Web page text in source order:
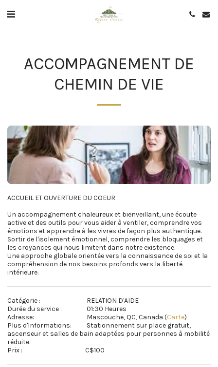
ACCOMPAGNEMENT DE
CHEMIN DE VIE
ACCUEIL ET OUVERTURE DU COEUR
Un accompagnement chaleureux et bienveillant, une écoute
active et des outils pour vous aider à ventiler, comprendre vos
émotions et apprendre à les vivres de façon plus authentique.
Sortir de l'isolement émotionnel, comprendre les bloquages et
les croyances qui nous limitent dans notre existence.
Une approche globale orientée vers la connaissance de soi et la
compréhension de nos besoins profonds vers la liberté
intérieure.
Catégorie :
RELATION D'AIDE
Durée du service :
01:30 Heures
Adresse:
Mascouche, QC, Canada (Carte)
Plus d'Informations:
Stationnement sur place gratuit,
ascenseur et salles de bain adaptées pour personnes à mobilité
réduite.
Prix :
C$100